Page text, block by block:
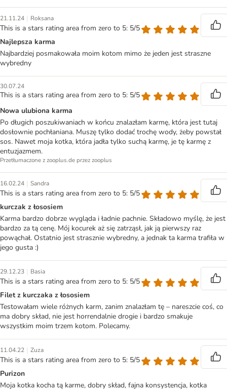
21.11.24 | Roksana
This is a stars rating area from zero to 5: 5/5
Najlepsza karma
Najbardziej posmakowała moim kotom mimo że jeden jest straszne
wybredny
30.07.24
This is a stars rating area from zero to 5: 5/5
Nowa ulubiona karma
Po długich poszukiwaniach w końcu znalazłam karmę, która jest tutaj
dosłownie pochłaniana. Muszę tylko dodać trochę wody, żeby powstał
sos. Nawet moja kotka, która jadła tylko suchą karmę, je tę karmę z
entuzjazmem.
Przetłumaczone z zooplus.de przez zooplus
16.02.24 | Sandra
This is a stars rating area from zero to 5: 5/5
kurczak z łososiem
Karma bardzo dobrze wygląda i ładnie pachnie. Składowo myślę, że jest
bardzo za tą cenę. Mój kocurek aż się zatrząsł, jak ją pierwszy raz
powąchał. Ostatnio jest strasznie wybredny, a jednak ta karma trafiła w
jego gusta :)
29.12.23 | Basia
This is a stars rating area from zero to 5: 5/5
Filet z kurczaka z łososiem
Testowałam wiele różnych karm, zanim znalazłam tę – nareszcie coś, co
ma dobry skład, nie jest horrendalnie drogie i bardzo smakuje
wszystkim moim trzem kotom. Polecamy.
11.04.22 | Zuza
This is a stars rating area from zero to 5: 5/5
Purizon
Moja kotka kocha tą karme, dobry skład, fajna konsystencja, kotka